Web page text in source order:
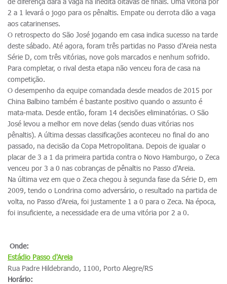
2 a 1 levará o jogo para os pênaltis. Empate ou derrota dão a vaga
aos catarinenses.
O retrospecto do São José jogando em casa indica sucesso na tarde
deste sábado. Até agora, foram três partidas no Passo d'Areia nesta
Série D, com três vitórias, nove gols marcados e nenhum sofrido.
Para completar, o rival desta etapa não venceu fora de casa na
competição.
O desempenho da equipe comandada desde meados de 2015 por
China Balbino também é bastante positivo quando o assunto é
mata-mata. Desde então, foram 14 decisões eliminatórias. O São
José levou a melhor em nove delas (sendo duas vitórias nos
pênaltis). A última dessas classificações aconteceu no final do ano
passado, na decisão da Copa Metropolitana. Depois de igualar o
placar de 3 a 1 da primeira partida contra o Novo Hamburgo, o Zeca
venceu por 3 a 0 nas cobranças de pênaltis no Passo d'Areia.
Na última vez em que o Zeca chegou à segunda fase da Série D, em
2009, tendo o Londrina como adversário, o resultado na partida de
volta, no Passo d'Areia, foi justamente 1 a 0 para o Zeca. Na época,
foi insuficiente, a necessidade era de uma vitória por 2 a 0.
Onde:
Estádio Passo d'Areia
Rua Padre Hildebrando, 1100, Porto Alegre/RS
Horário: